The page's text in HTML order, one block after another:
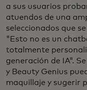
a sus usuarios
atuendos de una
seleccionados que
"Esto no es un
totalmente
generación de IA".
y Beauty Genius
maquillaje y sugerir